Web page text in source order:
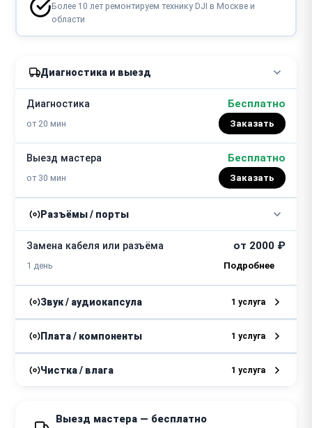
Более 10 лет ремонтируем технику DJI в Москве и
области
Диагностика и выезд
Диагностика
от 20 мин
Бесплатно
Заказать
Выезд мастера
от 30 мин
Бесплатно
Заказать
Разъёмы / порты
Замена кабеля или разъёма
1 день
от 2000 ₽
Звук / аудиокапсула 1 услуга
Ремонт или замена мембраны/
аудиокапсулы
от 4000 ₽
Плата / компоненты 1 услуга
Замена микросхем
от 1 дня
от 3000 ₽
Чистка / влага 1 услуга
Выезд мастера — бесплатно